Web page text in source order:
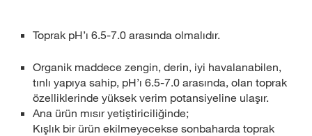
Toprak pH’ı 6.5-7.0 arasında olmalıdır.
Organik maddece zengin, derin, iyi havalanabilen,
tınlı yapıya sahip, pH’ı 6.5-7.0 arasında, olan toprak
özelliklerinde yüksek verim potansiyeline ulaşır.
Ana ürün mısır yetiştiriciliğinde;
Kışlık bir ürün ekilmeyecekse sonbaharda toprak